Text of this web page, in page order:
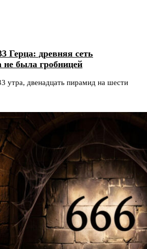
Герца: древняя сеть
не была гробницей
утра, двенадцать пирамид на шести